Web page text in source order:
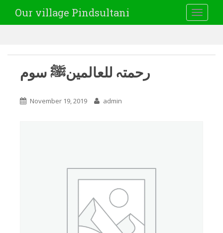
Our village Pindsultani
رحمتہ للعالمینﷺ سوم
November 19, 2019 admin